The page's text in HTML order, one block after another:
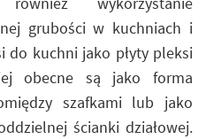
grubości w kuchniach i
do kuchni jako płyty pleksi
obecne są jako forma
szafkami lub jako
ścianki działowej.